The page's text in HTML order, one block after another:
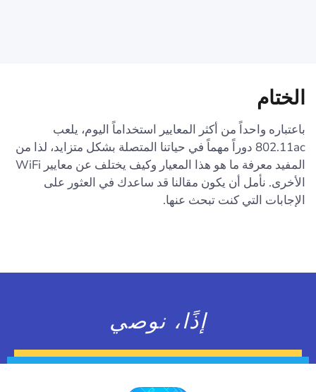
الختام
باعتباره واحداً من أكثر المعايير استخداماً اليوم، يلعب
802.11ac دوراً مهماً في حياتنا المتصلة بشكل متزايد، لذا من
المفيد معرفة ما هو هذا المعيار وكيف يختلف عن معايير WiFi
الأخرى. نأمل أن يكون مقالنا قد ساعدك في العثور على
الإجابات التي كنت تبحث عنها.
إذًا، نوصي